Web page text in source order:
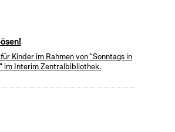
Kinder im Rahmen von "Sonntags in
im Interim Zentralbibliothek.